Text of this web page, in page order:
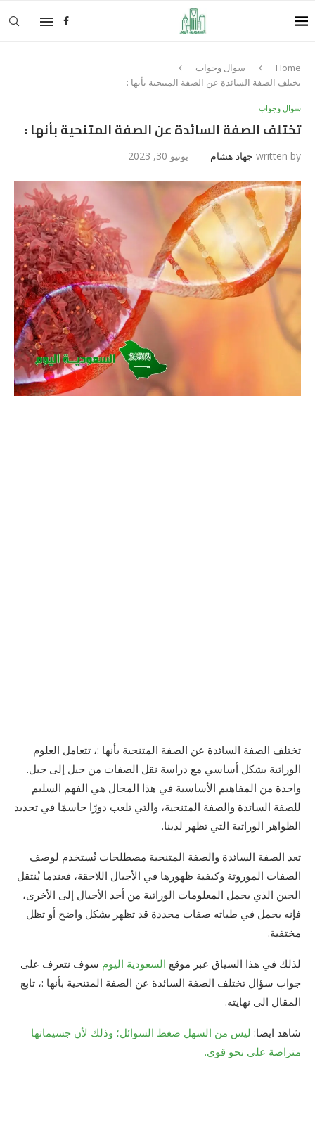
Home
سوال وجواب
تختلف الصفة السائدة عن الصفة المتنحية بأنها :
سوال وجواب
تختلف الصفة السائدة عن الصفة المتنحية بأنها :
written by جهاد هشام يونيو 30, 2023
تختلف الصفة السائدة عن الصفة المتنحية بأنها :، تتعامل العلوم
الوراثية بشكل أساسي مع دراسة نقل الصفات من جيل إلى جيل.
واحدة من المفاهيم الأساسية في هذا المجال هي الفهم السليم
للصفة السائدة والصفة المتنحية، والتي تلعب دورًا حاسمًا في تحديد
الظواهر الوراثية التي تظهر لدينا.
تعد الصفة السائدة والصفة المتنحية مصطلحات تُستخدم لوصف
الصفات الموروثة وكيفية ظهورها في الأجيال اللاحقة، فعندما يُنتقل
الجين الذي يحمل المعلومات الوراثية من أحد الأجيال إلى الأخرى،
فإنه يحمل في طياته صفات محددة قد تظهر بشكل واضح أو تظل
مختفية.
لذلك في هذا السياق عبر موقع السعودية اليوم سوف نتعرف على
جواب سؤال تختلف الصفة السائدة عن الصفة المتنحية بأنها :، تابع
المقال الى نهايته.
شاهد ايضا: ليس من السهل ضغط السوائل؛ وذلك لأن جسيماتها
متراصة على نحو قوي.